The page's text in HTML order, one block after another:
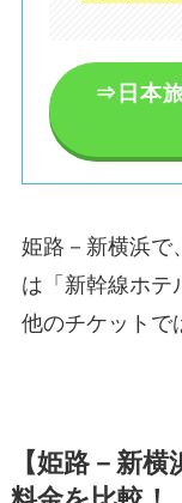
⇒日本
姫路－新横浜で
は「新幹線ホテ
他のチケットで
【姫路－新